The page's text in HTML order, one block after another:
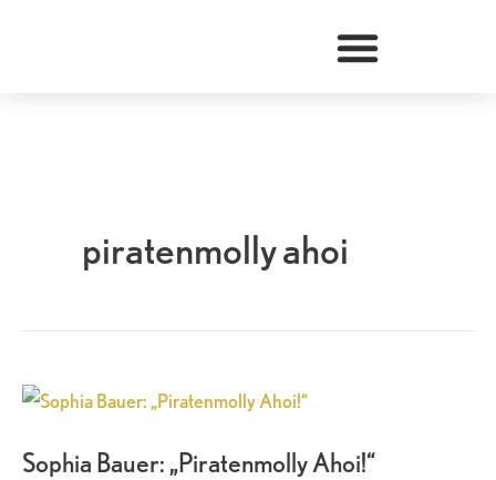
piratenmolly ahoi
Sophia Bauer: „Piratenmolly Ahoi!“
Sophia
„Piratenmolly